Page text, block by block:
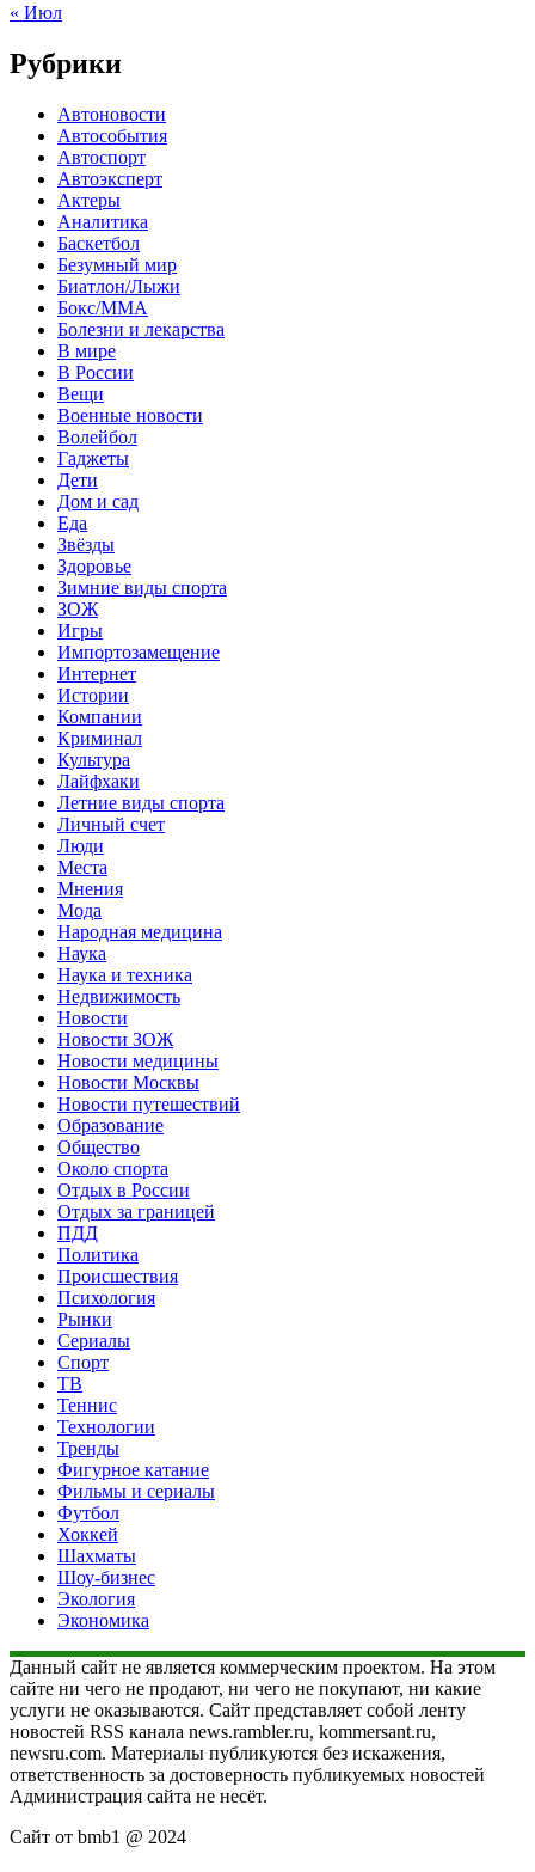
« Июл
Рубрики
Автоновости
Автособытия
Автоспорт
Автоэксперт
Актеры
Аналитика
Баскетбол
Безумный мир
Биатлон/Лыжи
Бокс/MMA
Болезни и лекарства
В мире
В России
Вещи
Военные новости
Волейбол
Гаджеты
Дети
Дом и сад
Еда
Звёзды
Здоровье
Зимние виды спорта
ЗОЖ
Игры
Импортозамещение
Интернет
Истории
Компании
Криминал
Культура
Лайфхаки
Летние виды спорта
Личный счет
Люди
Места
Мнения
Мода
Народная медицина
Наука
Наука и техника
Недвижимость
Новости
Новости ЗОЖ
Новости медицины
Новости Москвы
Новости путешествий
Образование
Общество
Около спорта
Отдых в России
Отдых за границей
ПДД
Политика
Происшествия
Психология
Рынки
Сериалы
Спорт
ТВ
Теннис
Технологии
Тренды
Фигурное катание
Фильмы и сериалы
Футбол
Хоккей
Шахматы
Шоу-бизнес
Экология
Экономика
Данный сайт не является коммерческим проектом. На этом
сайте ни чего не продают, ни чего не покупают, ни какие
услуги не оказываются. Сайт представляет собой ленту
новостей RSS канала news.rambler.ru, kommersant.ru,
newsru.com. Материалы публикуются без искажения,
ответственность за достоверность публикуемых новостей
Администрация сайта не несёт.
Сайт от bmb1 @ 2024